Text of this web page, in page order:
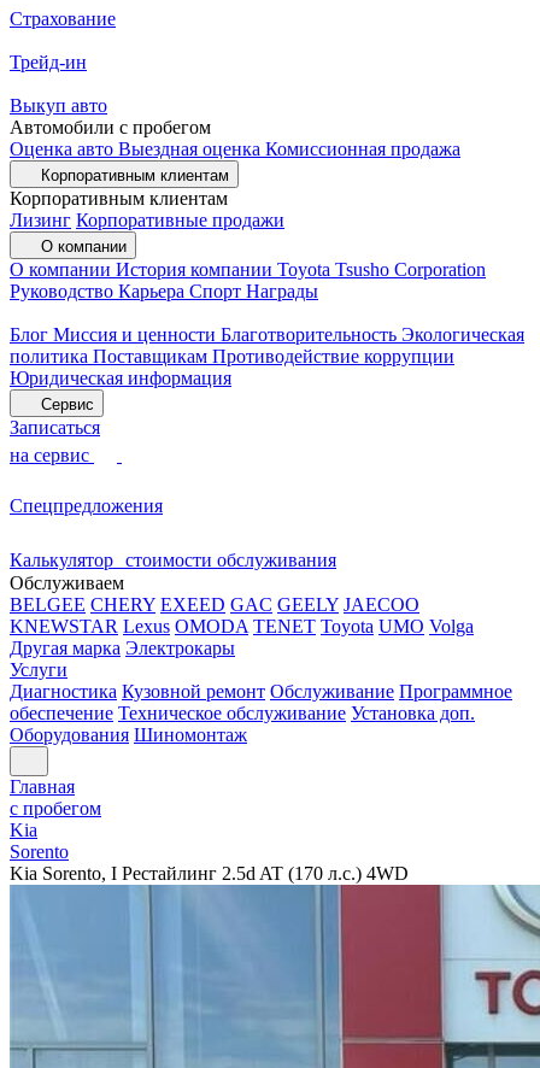
Страхование
Трейд-ин
Выкуп авто
Автомобили с пробегом
Оценка авто Выездная оценка Комиссионная продажа
Корпоративным клиентам
Корпоративным клиентам
Лизинг Корпоративные продажи
О компании
О компании История компании Toyota Tsusho Corporation
Руководство Карьера Спорт Награды
Блог Миссия и ценности Благотворительность Экологическая
политика Поставщикам Противодействие коррупции
Юридическая информация
Сервис
Записаться
на сервис
Спецпредложения
Калькулятор стоимости обслуживания
Обслуживаем
BELGEE CHERY EXEED GAC GEELY JAECOO
KNEWSTAR Lexus OMODA TENET Toyota UMO Volga
Другая марка Электрокары
Услуги
Диагностика Кузовной ремонт Обслуживание Программное
обеспечение Техническое обслуживание Установка доп.
Оборудования Шиномонтаж
Главная
с пробегом
Kia
Sorento
Kia Sorento, I Рестайлинг 2.5d AT (170 л.с.) 4WD